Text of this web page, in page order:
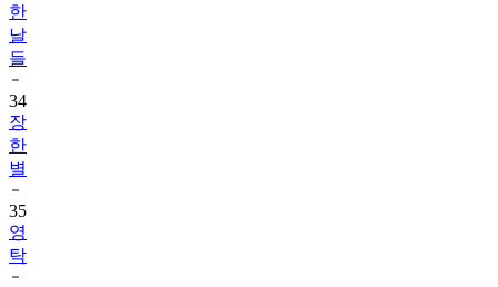
한
날
들
34
장
한
별
35
영
탁